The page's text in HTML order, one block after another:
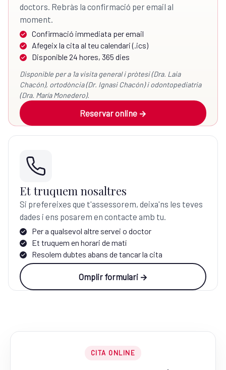
doctors. Rebràs la confirmació per email al
moment.
Confirmació immediata per email
Afegeix la cita al teu calendari (.ics)
Disponible 24 hores, 365 dies
Disponible per a 1a visita general i pròtesi (Dra. Laia
Chacón), ortodòncia (Dr. Ignasi Chacón) i odontopediatria
(Dra. María Monedero).
Reservar online →
Et truquem nosaltres
Si prefereixes que t'assessorem, deixa'ns les teves
dades i ens posarem en contacte amb tu.
Per a qualsevol altre servei o doctor
Et truquem en horari de matí
Resolem dubtes abans de tancar la cita
Omplir formulari →
CITA ONLINE